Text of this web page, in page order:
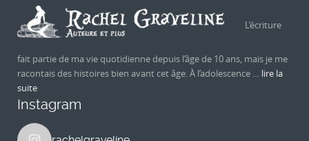
L’écriture
fait partie de ma vie quotidienne depuis l’âge de 10 ans, mais je me
racontais des histoires bien avant cet âge. À l’adolescence … lire la
suite
Instagram